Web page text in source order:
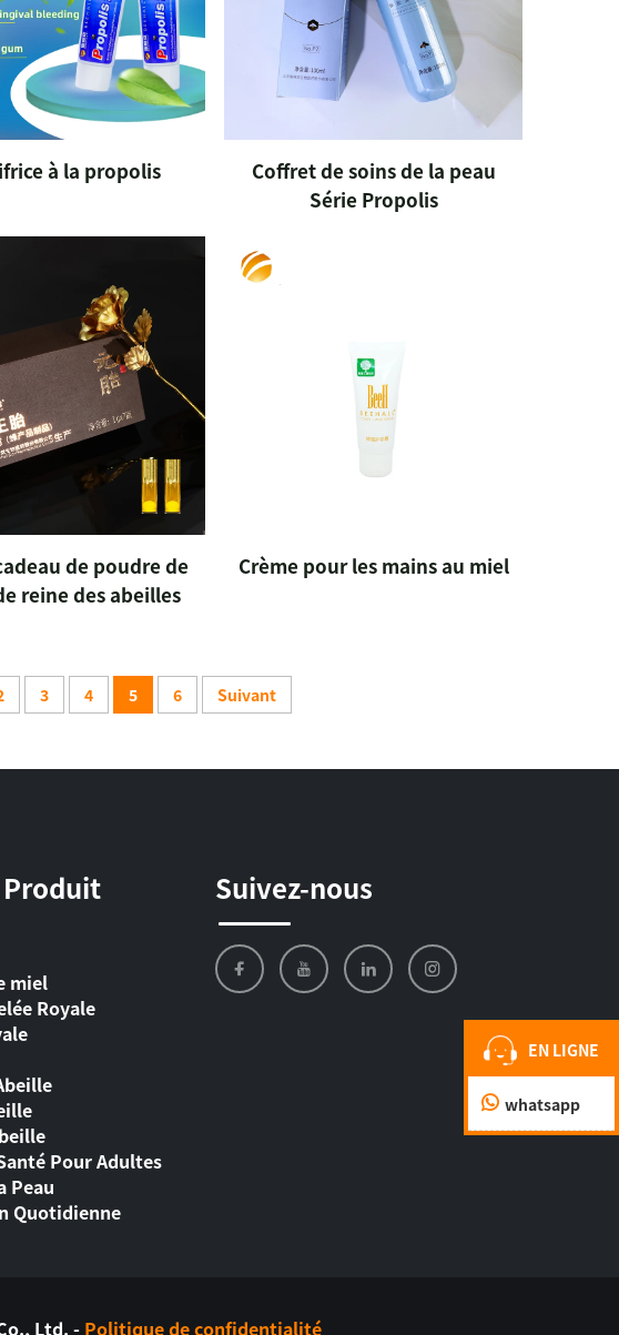
à la propolis
Coffret de soins de la peau
Série Propolis
de poudre de
reine des abeilles
Crème pour les mains au miel
3 4 5 6 Suivant
EN LIGNE
whatsapp
Produit
miel
Royale
Pour Adultes
Peau
Quotidienne
Suivez-nous
Ltd. - Politique de confidentialité